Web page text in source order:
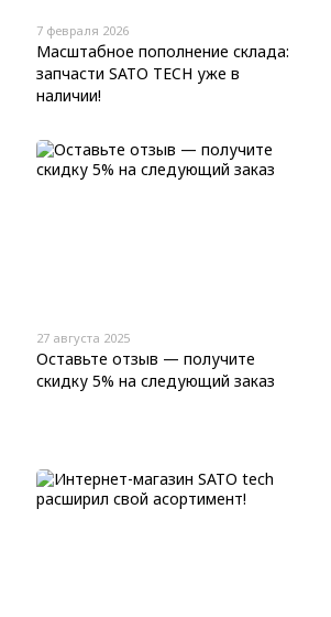
7 февраля 2026
Масштабное пополнение склада:
запчасти SATO TECH уже в
наличии!
27 августа 2025
Оставьте отзыв — получите
скидку 5% на следующий заказ